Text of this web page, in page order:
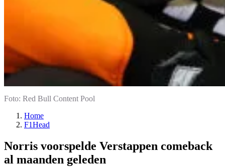
Foto: Red Bull Content Pool
Home
F1Head
Norris voorspelde Verstappen comeback
al maanden geleden